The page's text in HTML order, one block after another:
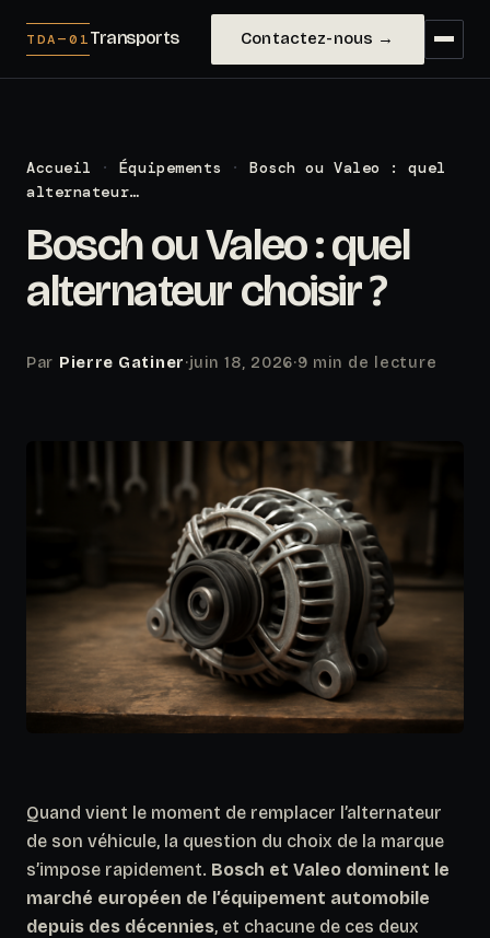
TDA—01Transports Contactez-nous →
Accueil · Équipements ·
Bosch ou Valeo : quel
alternateur…
Bosch ou Valeo : quel
alternateur choisir ?
Par Pierre Gatiner·juin 18, 2026·9 min de lecture
Quand vient le moment de remplacer l’alternateur
de son véhicule, la question du choix de la marque
s’impose rapidement. Bosch et Valeo dominent le
marché européen de l’équipement automobile
depuis des décennies, et chacune de ces deux